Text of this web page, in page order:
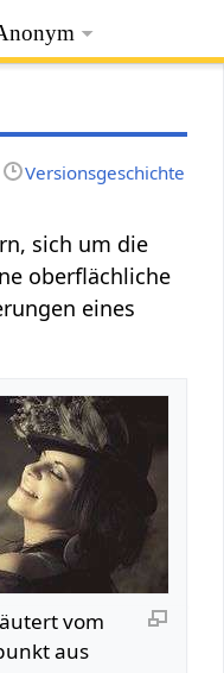
Versionsgeschichte
sich um die
oberflächliche
eines
- erläutert vom
aus